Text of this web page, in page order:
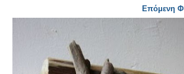
Επόμενη